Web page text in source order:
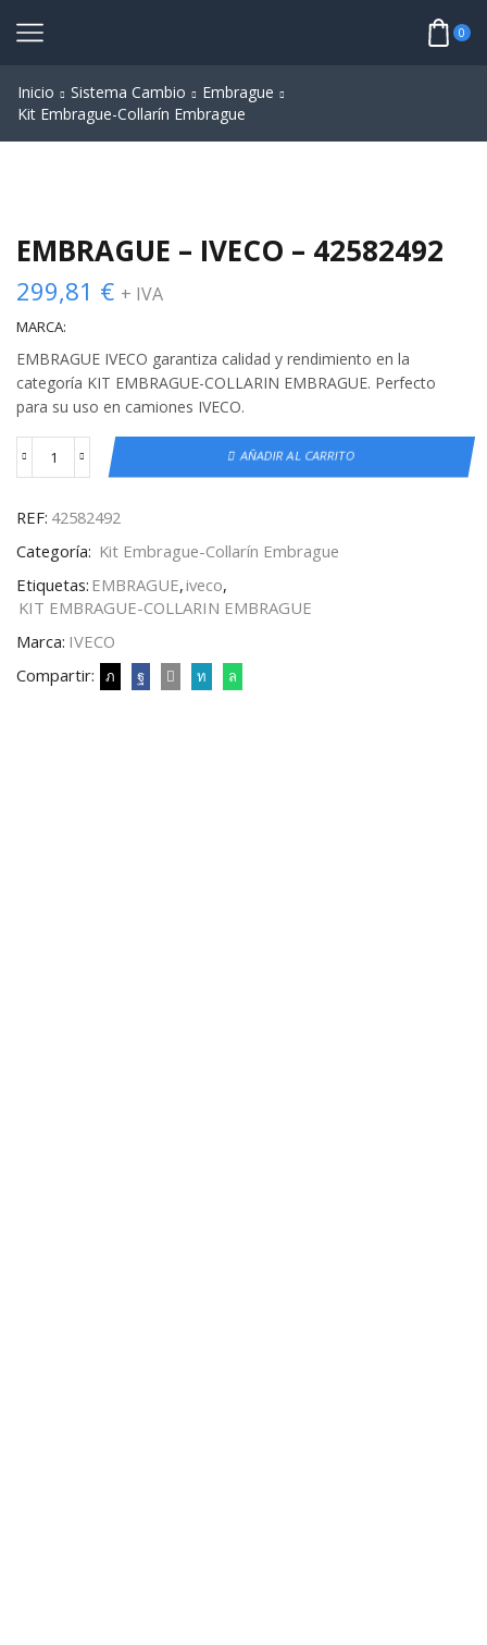
0
Inicio Sistema Cambio
Embrague
Kit Embrague-Collarín Embrague
EMBRAGUE – IVECO – 42582492
299,81 € + IVA
MARCA:
EMBRAGUE IVECO garantiza calidad y rendimiento en la
categoría KIT EMBRAGUE-COLLARIN EMBRAGUE. Perfecto
para su uso en camiones IVECO.
AÑADIR AL CARRITO
REF: 42582492
Categoría: Kit Embrague-Collarín Embrague
Etiquetas: EMBRAGUE,iveco,
KIT EMBRAGUE-COLLARIN EMBRAGUE
Marca: IVECO
Compartir: